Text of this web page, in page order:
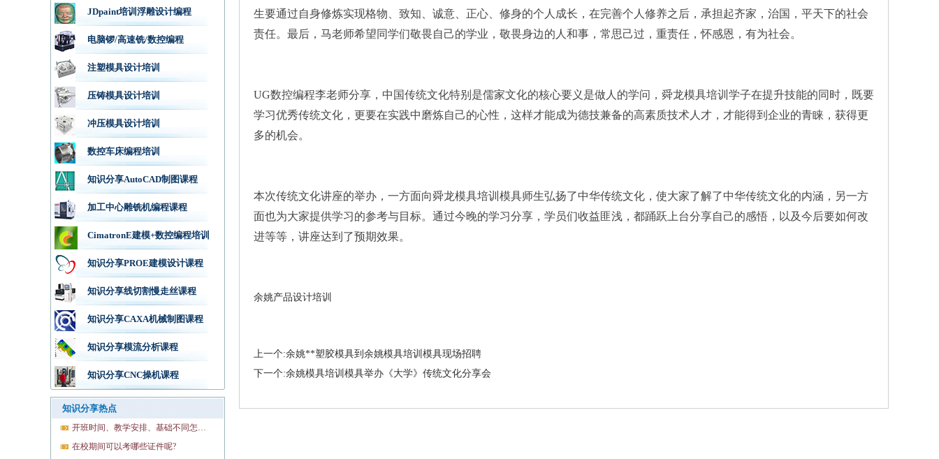
JDpaint培训浮雕设计编程
电脑锣/高速铣/数控编程
注塑模具设计培训
压铸模具设计培训
冲压模具设计培训
数控车床编程培训
知识分享AutoCAD制图课程
加工中心雕铣机编程课程
CimatronE建模+数控编程培训
知识分享PROE建模设计课程
知识分享线切割慢走丝课程
知识分享CAXA机械制图课程
知识分享模流分析课程
知识分享CNC操机课程
知识分享热点
开班时间、教学安排、基础不同怎样开课?
在校期间可以考哪些证件呢?
生要通过自身修炼实现格物、致知、诚意、正心、修身的个人成长，在完善个人修养之后，承担起齐家，治国，平天下的社会
责任。最后，马老师希望同学们敬畏自己的学业，敬畏身边的人和事，常思己过，重责任，怀感恩，有为社会。
UG数控编程李老师分享，中国传统文化特别是儒家文化的核心要义是做人的学问，舜龙模具培训学子在提升技能的同时，既要
学习优秀传统文化，更要在实践中磨炼自己的心性，这样才能成为德技兼备的高素质技术人才，才能得到企业的青睐，获得更
多的机会。
本次传统文化讲座的举办，一方面向舜龙模具培训模具师生弘扬了中华传统文化，使大家了解了中华传统文化的内涵，另一方
面也为大家提供学习的参考与目标。通过今晚的学习分享，学员们收益匪浅，都踊跃上台分享自己的感悟，以及今后要如何改
进等等，讲座达到了预期效果。
余姚产品设计培训
上一个:余姚**塑胶模具到余姚模具培训模具现场招聘
下一个:余姚模具培训模具举办《大学》传统文化分享会